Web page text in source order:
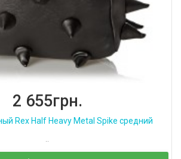
2 655грн.
Rex Half Heavy Metal Spike средний
..